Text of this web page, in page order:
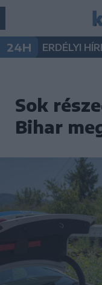
24H ERDÉLYI
Sok
Bihar